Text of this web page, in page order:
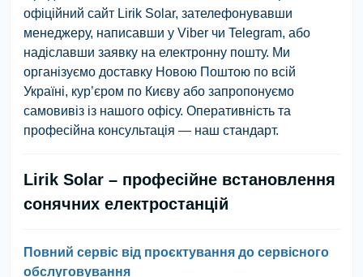
офіційний сайт Lirik Solar, зателефонувавши
менеджеру, написавши у Viber чи Telegram, або
надіславши заявку на електронну пошту. Ми
організуємо доставку Новою Поштою по всій
Україні, кур’єром по Києву або запропонуємо
самовивіз із нашого офісу. Оперативність та
професійна консультація — наш стандарт.
Lirik Solar – професійне встановлення
сонячних електростанцій
Повний сервіс від проєктування до сервісного
обслуговування